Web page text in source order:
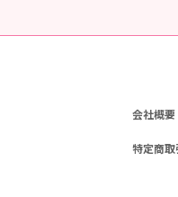
会社概要
特定商取